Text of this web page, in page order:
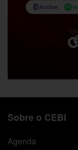
Sobre o CEBI
Agenda